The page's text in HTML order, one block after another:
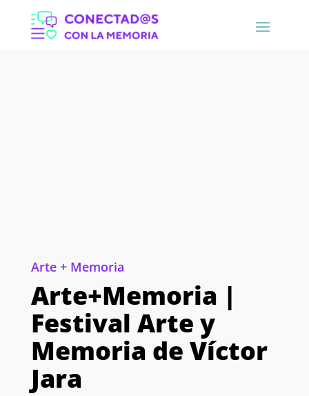
Arte + Memoria
Arte+Memoria |
Festival Arte y
Memoria de Víctor
Jara